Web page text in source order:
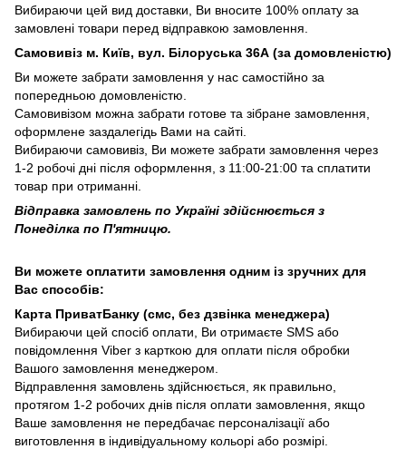
Вибираючи цей вид доставки, Ви вносите 100% оплату за
замовлені товари перед відправкою замовлення.
Самовивіз м. Київ, вул. Білоруська 36А (за домовленістю)
Ви можете забрати замовлення у нас самостійно за
попередньою домовленістю.
Самовивізом можна забрати готове та зібране замовлення,
оформлене заздалегідь Вами на сайті.
Вибираючи самовивіз, Ви можете забрати замовлення через
1-2 робочі дні після оформлення, з 11:00-21:00 та сплатити
товар при отриманні.
Відправка замовлень по Україні здійснюється з
Понеділка по П'ятницю.
Ви можете оплатити замовлення одним із зручних для
Вас способів:
Карта ПриватБанку (смс, без дзвінка менеджера)
Вибираючи цей спосіб оплати, Ви отримаєте SMS або
повідомлення Viber з карткою для оплати після обробки
Вашого замовлення менеджером.
Відправлення замовлень здійснюється, як правильно,
протягом 1-2 робочих днів після оплати замовлення, якщо
Ваше замовлення не передбачає персоналізації або
виготовлення в індивідуальному кольорі або розмірі.